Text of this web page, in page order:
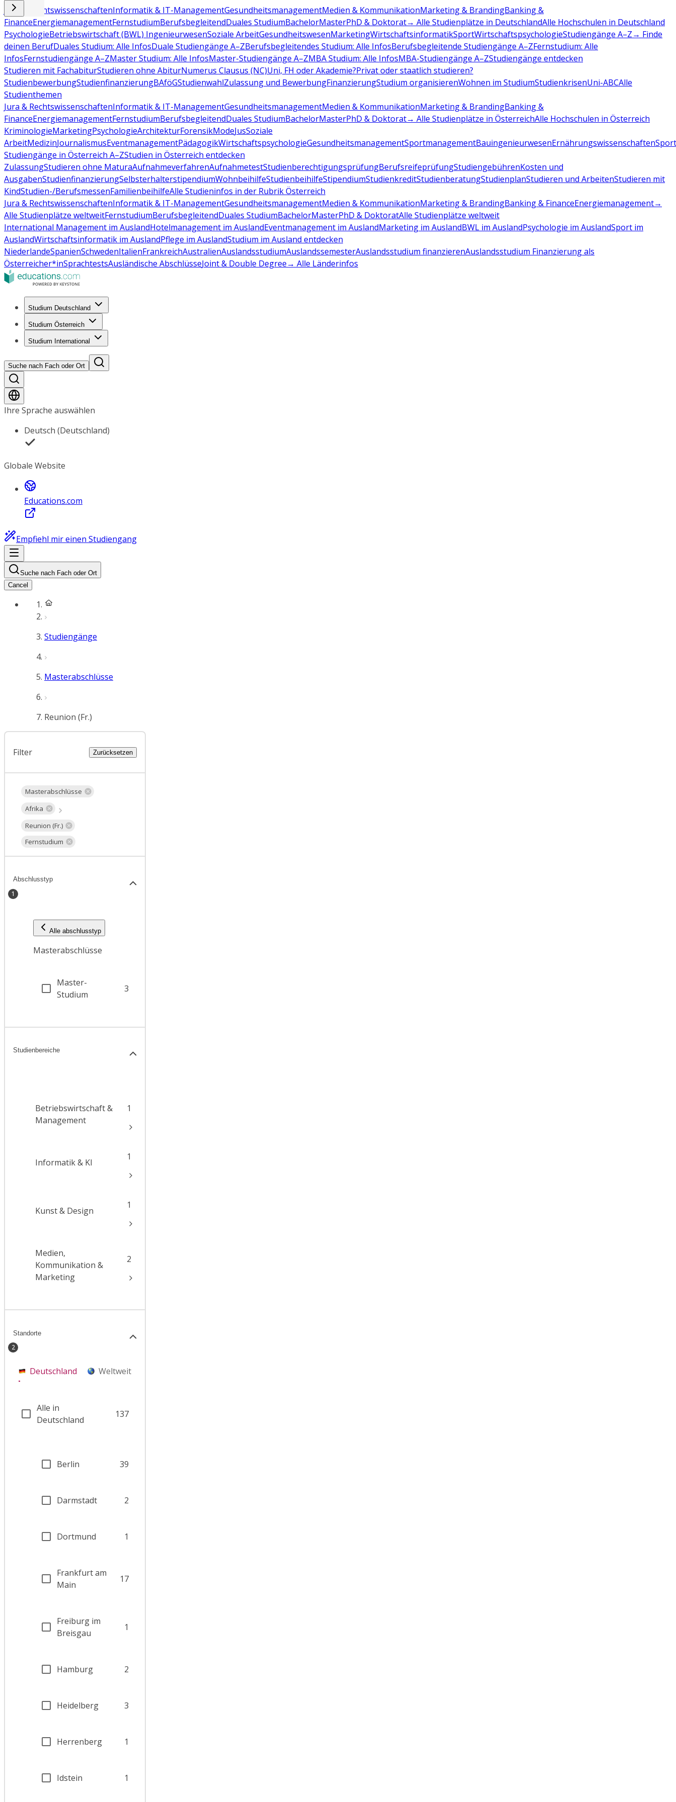
Jura & RechtswissenschaftenInformatik & IT-ManagementGesundheitsmanagementMedien & KommunikationMarketing & BrandingBanking &
FinanceEnergiemanagementFernstudiumBerufsbegleitendDuales StudiumBachelorMasterPhD & Doktorat→ Alle Studienplätze in DeutschlandAlle Hochschulen in Deutschland
PsychologieBetriebswirtschaft (BWL) IngenieurwesenSoziale ArbeitGesundheitswesenMarketingWirtschaftsinformatikSportWirtschaftspsychologieStudiengänge A–Z→ Finde
deinen BerufDuales Studium: Alle InfosDuale Studiengänge A–ZBerufsbegleitendes Studium: Alle InfosBerufsbegleitende Studiengänge A–ZFernstudium: Alle
InfosFernstudiengänge A–ZMaster Studium: Alle InfosMaster-Studiengänge A–ZMBA Studium: Alle InfosMBA-Studiengänge A–ZStudiengänge entdecken
Studieren mit FachabiturStudieren ohne AbiturNumerus Clausus (NC)Uni, FH oder Akademie?Privat oder staatlich studieren?
StudienbewerbungStudienfinanzierungBAföGStudienwahlZulassung und BewerbungFinanzierungStudium organisierenWohnen im StudiumStudienkrisenUni-ABCAlle
Studienthemen
Jura & RechtswissenschaftenInformatik & IT-ManagementGesundheitsmanagementMedien & KommunikationMarketing & BrandingBanking &
FinanceEnergiemanagementFernstudiumBerufsbegleitendDuales StudiumBachelorMasterPhD & Doktorat→ Alle Studienplätze in ÖsterreichAlle Hochschulen in Österreich
KriminologieMarketingPsychologieArchitekturForensikModeJusSoziale
ArbeitMedizinJournalismusEventmanagementPädagogikWirtschaftspsychologieGesundheitsmanagementSportmanagementBauingenieurwesenErnährungswissenschaften
Studiengänge in Österreich A–ZStudien in Österreich entdecken
ZulassungStudieren ohne MaturaAufnahmeverfahrenAufnahmetestStudienberechtigungsprüfungBerufsreifeprüfungStudiengebührenKosten und
AusgabenStudienfinanzierungSelbsterhalterstipendiumWohnbeihilfeStudienbeihilfeStipendiumStudienkreditStudienberatungStudienplanStudieren und ArbeitenStudieren mit
KindStudien-/BerufsmessenFamilienbeihilfeAlle Studieninfos in der Rubrik Österreich
Jura & RechtswissenschaftenInformatik & IT-ManagementGesundheitsmanagementMedien & KommunikationMarketing & BrandingBanking & FinanceEnergiemanagement→
Alle Studienplätze weltweitFernstudiumBerufsbegleitendDuales StudiumBachelorMasterPhD & DoktoratAlle Studienplätze weltweit
International Management im AuslandHotelmanagement im AuslandEventmanagement im AuslandMarketing im AuslandBWL im AuslandPsychologie im AuslandSport im
AuslandWirtschaftsinformatik im AuslandPflege im AuslandStudium im Ausland entdecken
NiederlandeSpanienSchwedenItalienFrankreichAustralienAuslandsstudiumAuslandssemesterAuslandsstudium finanzierenAuslandsstudium Finanzierung als
Österreicher*inSprachtestsAusländische AbschlüsseJoint & Double Degree→ Alle Länderinfos
Studium Deutschland
Studium Österreich
Studium International
Suche nach Fach oder Ort
Ihre Sprache auswählen
Deutsch (Deutschland)
Globale Website
Educations.com
Empfiehl mir einen Studiengang
Suche nach Fach oder Ort
Cancel
Studiengänge
Masterabschlüsse
Reunion (Fr.)
Filter Zurücksetzen
Masterabschlüsse
Afrika
Reunion (Fr.)
Fernstudium
Abschlusstyp
1
Alle abschlusstyp
Masterabschlüsse
Master-
Studium
3
Studienbereiche
Betriebswirtschaft &
Management
1
Informatik & KI
1
Kunst & Design
1
Medien,
Kommunikation &
Marketing
2
Standorte
2
Deutschland Weltweit
Alle in
Deutschland
137
Berlin 39
Darmstadt 2
Dortmund 1
Frankfurt am
Main
17
Freiburg im
Breisgau
1
Hamburg 2
Heidelberg 3
Herrenberg 1
Idstein 1